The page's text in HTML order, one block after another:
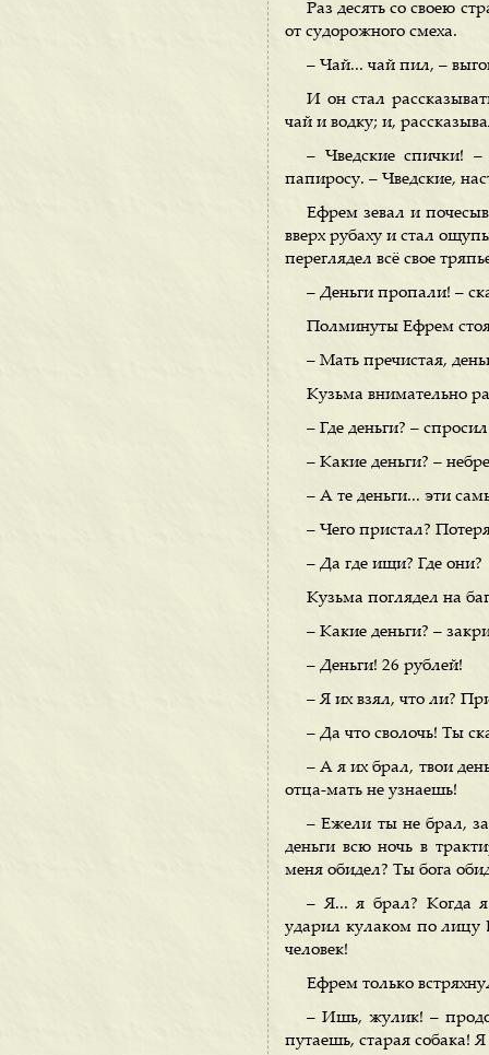
Раз десять со своею
от судорожного смеха.
– Чай... чай пил, –
И он стал
чай и водку; и,
– Чведские спички!
папиросу. – Чведские,
Ефрем зевал и
вверх рубаху и стал
переглядел всё свое
– Деньги пропали! –
Полминуты Ефрем
– Мать пречистая,
Кузьма внимательно
– Где деньги? –
– Какие деньги? –
– А те деньги... эти
– Чего пристал?
– Да где ищи? Где они?
Кузьма поглядел на
– Какие деньги? –
– Деньги! 26 рублей!
– Я их взял, что ли?
– Да что сволочь! Ты
– А я их брал, твои
отца-мать не узнаешь!
– Ежели ты не брал,
деньги всю ночь в
меня обидел? Ты бога
– Я... я брал? Когда
ударил кулаком по лицу
человек!
Ефрем только
– Ишь, жулик! –
путаешь, старая собака!